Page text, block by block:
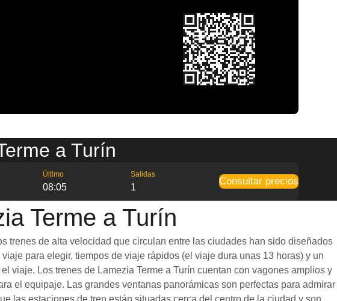
a Turín
Último
08:05
Salidas
1
Consultar precios
Terme a Turín
trenes de alta velocidad que circulan entre las ciudades han sido diseñados
para elegir, tiempos de viaje rápidos (el viaje dura unas 13 horas) y un
viaje. Los trenes de Lamezia Terme a Turín cuentan con vagones amplios y
el equipaje. Las grandes ventanas panorámicas son perfectas para admirar
las estaciones de tren están situadas cerca del centro de la ciudad y son